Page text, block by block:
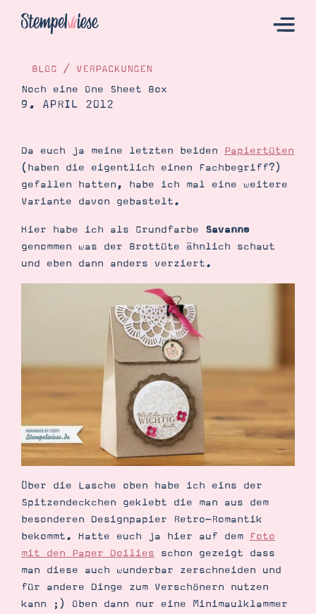
Katalog
Bestellen
Kontakt
Demonstrator werden
Produkte erklärt
Über Stampin’ Up!
Tipps & Tricks
Ordnungstipps
BLOG / VERPACKUNGEN
Noch eine One Sheet Box
9. APRIL 2012
Da euch ja meine letzten beiden Papiertüten
(haben die eigentlich einen Fachbegriff?)
gefallen hatten, habe ich mal eine weitere
Variante davon gebastelt.
Hier habe ich als Grundfarbe Savanne
genommen was der Brottüte ähnlich schaut
und eben dann anders verziert.
Über die Lasche oben habe ich eins der
Spitzendeckchen geklebt die man aus dem
besonderen Designpapier Retro-Romantik
bekommt. Hatte euch ja hier auf dem
Foto
mit den Paper Doilies schon gezeigt dass
man diese auch wunderbar zerschneiden und
für andere Dinge zum Verschönern nutzen
kann ;) Oben dann nur eine Minimaulklammer